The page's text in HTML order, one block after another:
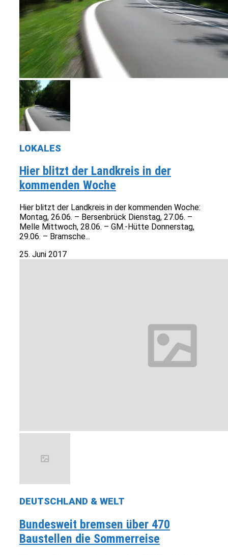
LOKALES
Hier blitzt der Landkreis in der
kommenden Woche
Hier blitzt der Landkreis in der kommenden Woche:
Montag, 26.06. – Bersenbrück Dienstag, 27.06. –
Melle Mittwoch, 28.06. – GM.-Hütte Donnerstag,
29.06. – Bramsche...
25. Juni 2017
DEUTSCHLAND & WELT
Bundesweit bremsen über 470
Baustellen die Sommerreise